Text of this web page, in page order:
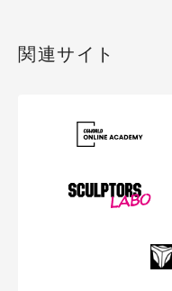
関連サイト